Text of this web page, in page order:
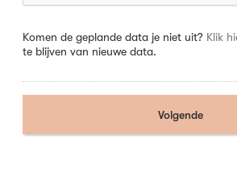
Komen de geplande data je niet uit? Klik
te blijven van nieuwe data.